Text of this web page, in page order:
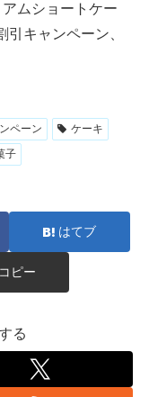
ムショートケー
キャンペーン、
ペーン
ケーキ
子
はてブ
コピー
る